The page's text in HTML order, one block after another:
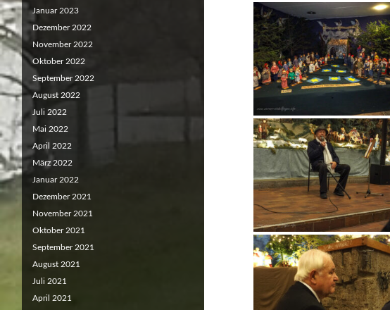
Januar 2023
Dezember 2022
November 2022
Oktober 2022
September 2022
August 2022
Juli 2022
Mai 2022
April 2022
März 2022
Januar 2022
Dezember 2021
November 2021
Oktober 2021
September 2021
August 2021
Juli 2021
April 2021